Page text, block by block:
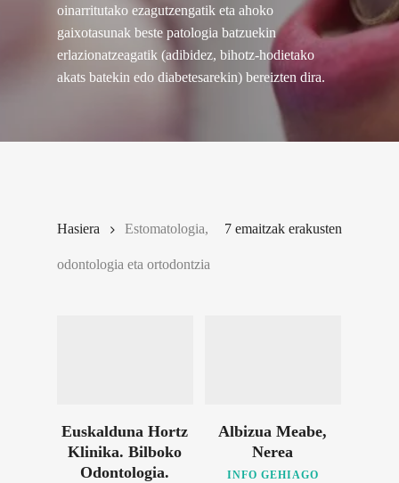
oinarritutako ezagutzengatik eta ahoko
gaixotasunak beste patologia batzuekin
erlazionatzeagatik (adibidez, bihotz-hodietako
akats batekin edo diabetesarekin) bereizten dira.
7 emaitzak erakusten
Hasiera Estomatologia,
odontologia eta ortodontzia
Euskalduna Hortz
Klinika. Bilboko
Odontologia.
Albizua Meabe,
Nerea
INFO GEHIAGO